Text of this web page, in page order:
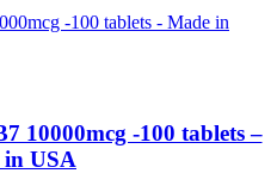
was:
is:
10000mcg -100 tablets –
USA